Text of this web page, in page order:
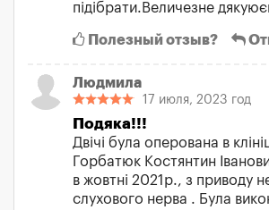
підібрати.Величезне
Полезный отзыв?
Людмила
17 июля, 2023 год
Подяка!!!
Двічі була оперована в
Горбатюк Костянтин
в жовтні 2021р., з приводу
слухового нерва . Була